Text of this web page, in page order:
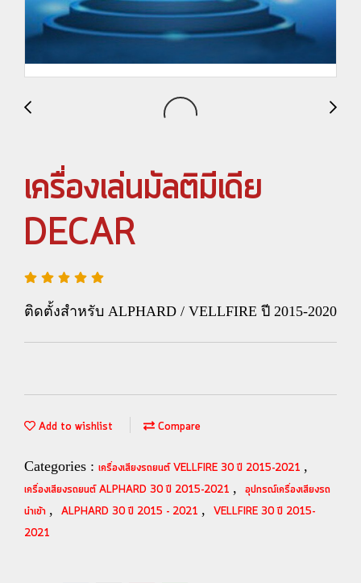
เครื่องเล่นมัลติมีเดีย
DECAR
ติดตั้งสำหรับ ALPHARD / VELLFIRE ปี 2015-2020
Add to wishlist Compare
Categories : เครื่องเสียงรถยนต์ VELLFIRE 30 ปี 2015-2021 ,
เครื่องเสียงรถยนต์ ALPHARD 30 ปี 2015-2021 , อุปกรณ์เครื่องเสียงรถ
นำเข้า , ALPHARD 30 ปี 2015 - 2021 , VELLFIRE 30 ปี 2015-
2021